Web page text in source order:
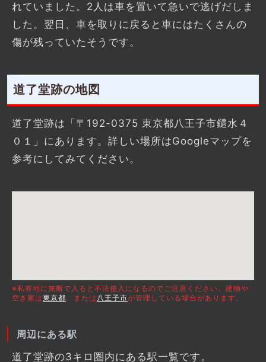
れていました。2人は車を置いて急いで逃げだしま
した。翌日、車を取りに戻ると車にはたくさんの
傷が残っていたそうです。
道了堂跡の地図
道了堂跡は「〒192-0375 東京都八王子市鑓水４
０１」にあります。詳しい場所はGoogleマップを
参考にしてみてください。
※私有地に無断で入ると不法侵入になるのでご注意ください。建物や
空き家は東京都、または 八王子市が管理している場合があります。
周辺にある駅
道了堂跡の3キロ圏内にある駅一覧です。